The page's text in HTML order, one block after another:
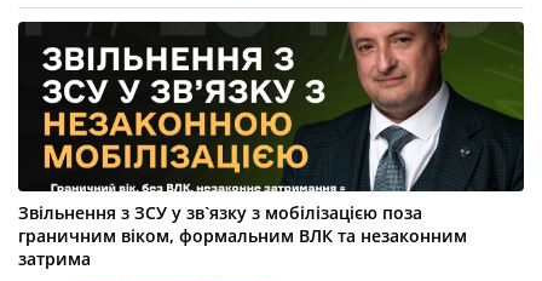
Звільнення з ЗСУ у зв`язку з мобілізацією поза
граничним віком, формальним ВЛК та незаконним
затрима